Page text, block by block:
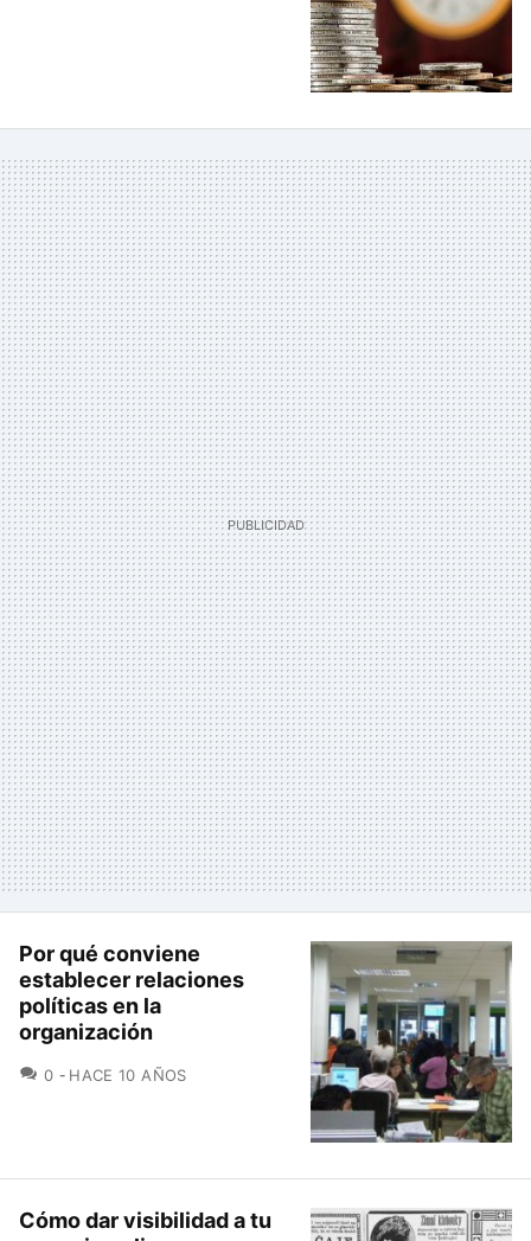
Por qué conviene
establecer relaciones
políticas en la
organización
0 COMENTARIOS
HACE 10 AÑOS
Cómo dar visibilidad a tu